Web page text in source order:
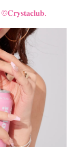
©𝐂𝐫𝐲𝐬𝐭𝐚𝐜𝐥𝐮𝐛.